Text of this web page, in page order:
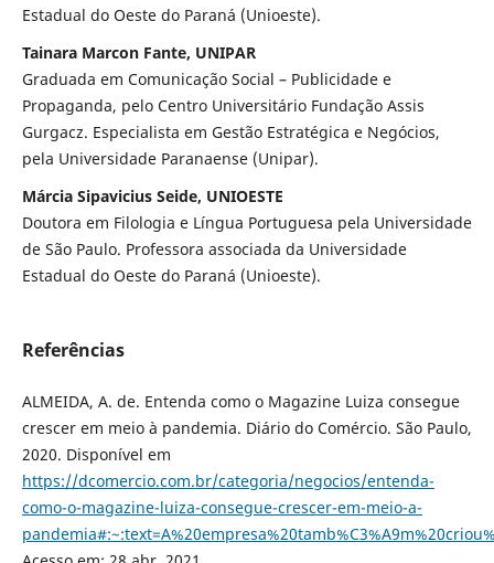
Estadual do Oeste do Paraná (Unioeste).
Tainara Marcon Fante, UNIPAR
Graduada em Comunicação Social – Publicidade e
Propaganda, pelo Centro Universitário Fundação Assis
Gurgacz. Especialista em Gestão Estratégica e Negócios,
pela Universidade Paranaense (Unipar).
Márcia Sipavicius Seide, UNIOESTE
Doutora em Filologia e Língua Portuguesa pela Universidade
de São Paulo. Professora associada da Universidade
Estadual do Oeste do Paraná (Unioeste).
Referências
ALMEIDA, A. de. Entenda como o Magazine Luiza consegue
crescer em meio à pandemia. Diário do Comércio. São Paulo,
2020. Disponível em
https://dcomercio.com.br/categoria/negocios/entenda-
como-o-magazine-luiza-consegue-crescer-em-meio-a-